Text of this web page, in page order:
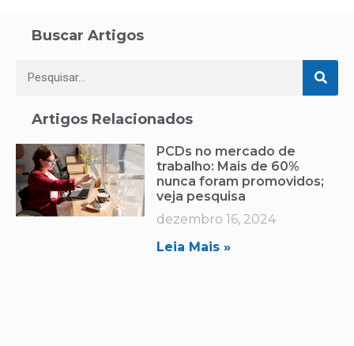
Buscar Artigos
Artigos Relacionados
PCDs no mercado de
trabalho: Mais de 60%
nunca foram promovidos;
veja pesquisa
dezembro 16, 2024
Leia Mais »